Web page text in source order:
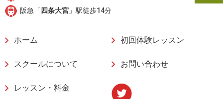
阪急「 四条大宮 」駅徒歩14分
ホーム
スクールについて
レッスン・料金
初回体験レッスン
お問い合わせ